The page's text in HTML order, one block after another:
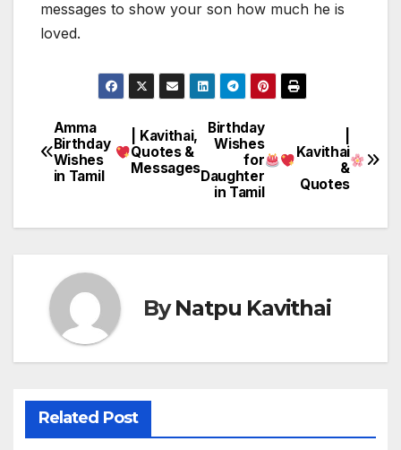
messages to show your son how much he is
loved.
Post
navigation
Birthday
Wishes
for
Daughter
in Tamil
Kavithai
&
Quotes
Amma
Birthday
Wishes
in Tamil
| Kavithai,
Quotes &
Messages
ByNatpu Kavithai
Related Post